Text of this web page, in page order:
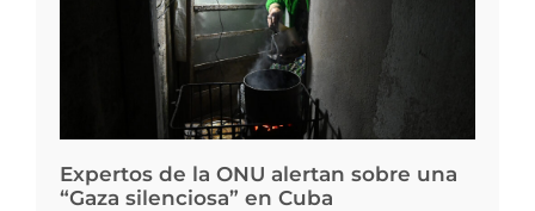
Expertos de la ONU alertan sobre una
“Gaza silenciosa” en Cuba